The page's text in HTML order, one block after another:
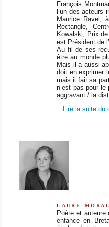
François
l’un des acteurs
Maurice Ravel,
Rectangle,
Kowalski, Prix
est Président de
Au fil de ses
être au monde
Mais il a aussi
doit en exprimer
mais il fait sa
n’est pas pour
aggravant / la
Lire la suite du
laure
Poète et
enfance en